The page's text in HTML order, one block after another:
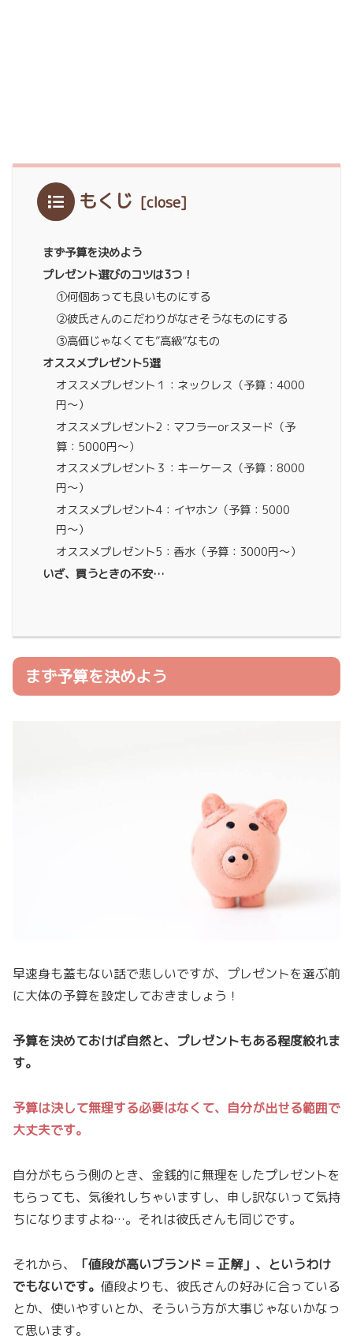
もくじ
まず予算を決めよう
プレゼント選びのコツは3つ！
①何個あっても良いものにする
②彼氏さんのこだわりがなさそうなものにする
③高価じゃなくても”高級”なもの
オススメプレゼント5選
オススメプレゼント１：ネックレス（予算：4000
円〜）
オススメプレゼント2：マフラーorスヌード（予
算：5000円〜）
オススメプレゼント３：キーケース（予算：8000
円〜）
オススメプレゼント4：イヤホン（予算：5000
円〜）
オススメプレゼント5：香水（予算：3000円〜）
いざ、買うときの不安…
まず予算を決めよう
早速身も蓋もない話で悲しいですが、プレゼントを選ぶ前
に大体の予算を設定しておきましょう！
予算を決めておけば自然と、プレゼントもある程度絞れま
す。
予算は決して無理する必要はなくて、自分が出せる範囲で
大丈夫です。
自分がもらう側のとき、金銭的に無理をしたプレゼントを
もらっても、気後れしちゃいますし、申し訳ないって気持
ちになりますよね…。それは彼氏さんも同じです。
それから、
「値段が高いブランド = 正解」、というわけ
でもないです。 値段よりも、彼氏さんの好みに合っている
とか、使いやすいとか、そういう方が大事じゃないかなっ
て思います。